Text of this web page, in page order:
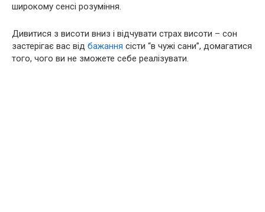
широкому сенсі розуміння.
Дивитися з висоти вниз і відчувати страх висоти – сон
застерігає вас від бажання сісти “в чужі сани”, домагатися
того, чого ви не зможете себе реалізувати.